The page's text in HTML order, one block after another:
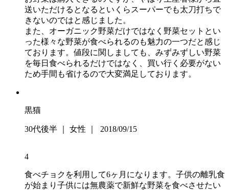
送いただけるとなるといくらスーパーでも太刀打ちで
きないのではと感じました。
また、オーガニック野菜だけではなく野菜セットとい
った様々な野菜が食べられるのも魅力の一つだと感じ
ております。値段に関しましても、みずみずしい野菜
を毎日食べられるだけではなく、買い行く必要がない
ため手間も省けるので大変満足しております。
黒猫
30代後半 ｜ 女性 ｜ 2018/09/15
4
食べチョクを利用して6ヶ月になります。子供の離乳食
が始まり子供には無農薬で新鮮な野菜を食べさせたい